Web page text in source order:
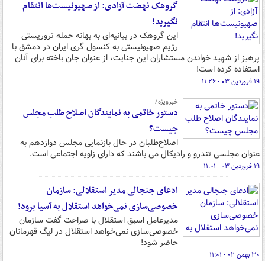
گروهک نهضت آزادی: از صهیونیست‌ها انتقام
نگیرید!
این گروهک در بیانیه‌ای به بهانه حمله تروریستی
رژیم صهیونیستی به کنسول گری ایران در دمشق با
پرهیز از شهید خواندن مستشاران این جنایت، از عنوان جان باخته برای آنان
استفاده کرده است!
۱۹ فروردین ۰۳ - ۱۱:۲۶
خبرویژه/
دستور خاتمی به نمایندگان اصلاح طلب مجلس
چیست؟
اصلاح‌طلبان در حال بازنمایی مجلس دوازدهم به
عنوان مجلسی تندرو و رادیکال می باشند که دارای زاویه اجتماعی است.
۱۹ فروردین ۰۳ - ۱۱:۰۱
ادعای جنجالی مدیر استقلالی: سازمان
خصوصی‌سازی نمی‌خواهد استقلال به آسیا برود!
مدیرعامل اسبق استقلال با صراحت گفت سازمان
خصوصی‌سازی نمی‌خواهد استقلال در لیگ قهرمانان
حاضر شود!
۳۰ بهمن ۰۲ - ۱۱:۰۱